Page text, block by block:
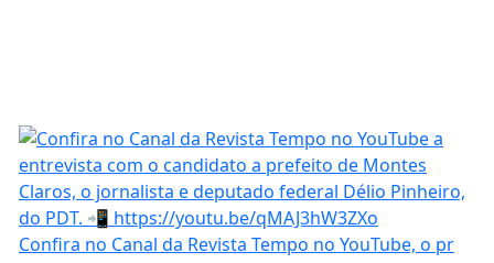
Confira no Canal da Revista Tempo no YouTube, o pr